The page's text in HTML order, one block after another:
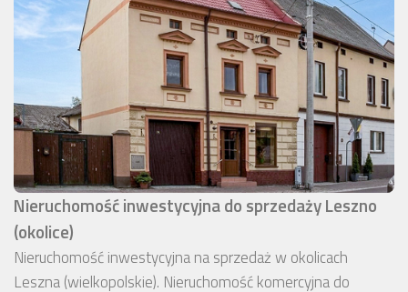
Nieruchomość inwestycyjna do sprzedaży Leszno
(okolice)
Nieruchomość inwestycyjna na sprzedaż w okolicach
Leszna (wielkopolskie). Nieruchomość komercyjna do